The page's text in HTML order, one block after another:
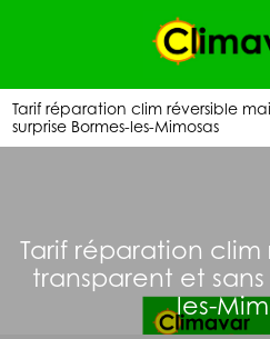
Tarif réparation clim réversible
surprise Bormes-les-Mimosas
Tarif réparation clim
transparent et sans
les-